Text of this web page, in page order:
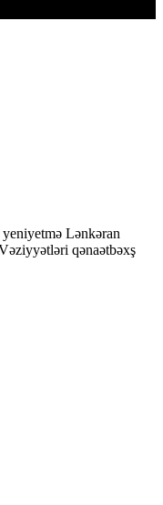
yeniyetmə Lənkəran
qənaətbəxş